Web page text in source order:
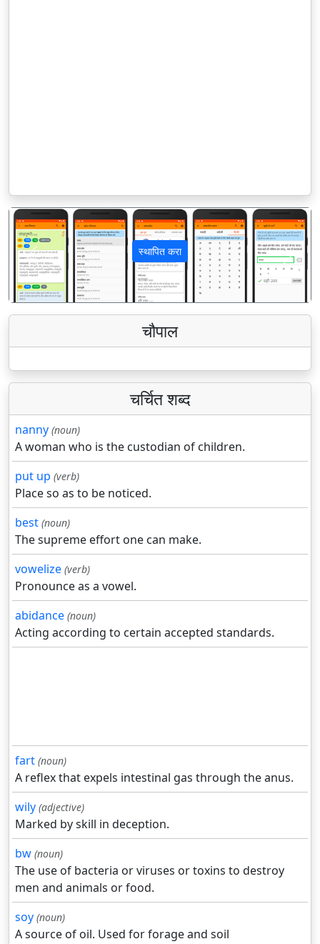
स्थापित करा
पिछला अगला
चौपाल
चर्चित शब्द
nanny (noun)
A woman who is the custodian of children.
put up (verb)
Place so as to be noticed.
best (noun)
The supreme effort one can make.
vowelize (verb)
Pronounce as a vowel.
abidance (noun)
Acting according to certain accepted standards.
fart (noun)
A reflex that expels intestinal gas through the anus.
wily (adjective)
Marked by skill in deception.
bw (noun)
The use of bacteria or viruses or toxins to destroy
men and animals or food.
soy (noun)
A source of oil. Used for forage and soil